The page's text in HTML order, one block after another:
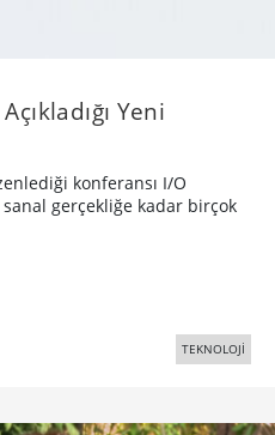
Yeni
konferansı I/O
sanal gerçekliğe kadar birçok
TEKNOLOJİ